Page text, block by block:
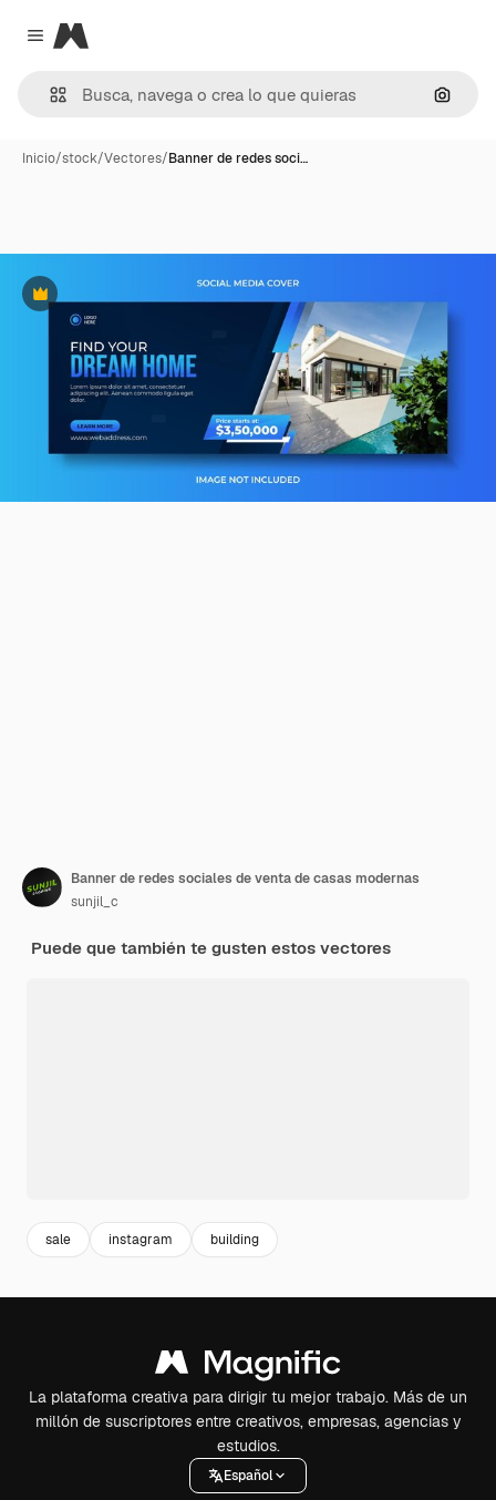
Close menu
Magnific
Inicio/stock/Vectores/Banner de redes soci…
Premium
Banner de redes sociales de venta de casas modernas
sunjil_c
Puede que también te gusten estos vectores
sale instagram building
La plataforma creativa para dirigir tu mejor trabajo. Más de un
millón de suscriptores entre creativos, empresas, agencias y
estudios.
Español